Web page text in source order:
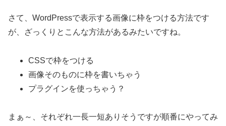
さて、WordPressで表示する画像に枠をつける方法です
が、ざっくりとこんな方法があるみたいですね。
CSSで枠をつける
画像そのものに枠を書いちゃう
プラグインを使っちゃう？
まぁ～、それぞれ一長一短ありそうですが順番にやってみ